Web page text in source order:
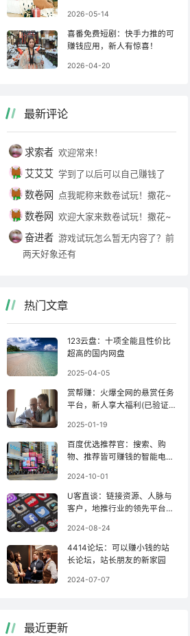
2026-05-14
喜番免费短剧：快手力推的可
赚钱应用，新人有惊喜！
2026-04-20
最新评论
求索者 欢迎常来！
艾艾艾 学到了以后可以自己赚钱了
数卷网 点我昵称来数卷试玩！撒花~
数卷网 欢迎大家来数卷试玩！撒花~
奋进者 游戏试玩怎么暂无内容了？前
两天好象还有
热门文章
123云盘：十项全能且性价比
超高的国内网盘
2025-04-05
赏帮赚：火爆全网的悬赏任务
平台，新人享大福利(已验证
2025-01-19
百度优选推荐官：搜索、购
物、推荐皆可赚钱的智能电商
2024-10-01
U客直谈：链接资源、人脉与
客户，地推行业的领先平台之
2024-08-24
4414论坛：可以赚小钱的站
长论坛，站长朋友的新家园
2024-07-07
最近更新